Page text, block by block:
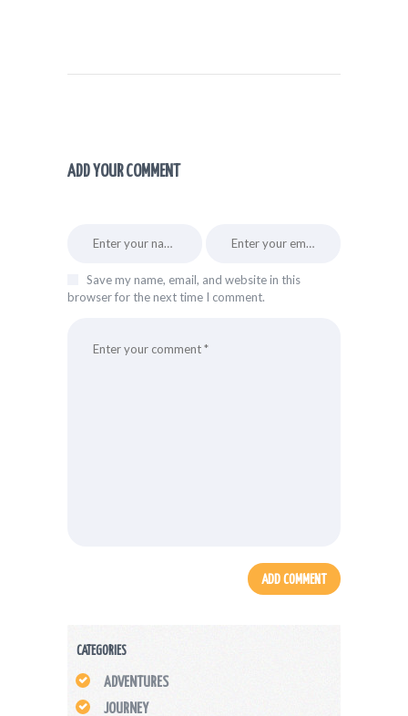
ADD YOUR COMMENT
Save my name, email, and website in this
browser for the next time I comment.
CATEGORIES
ADVENTURES
JOURNEY